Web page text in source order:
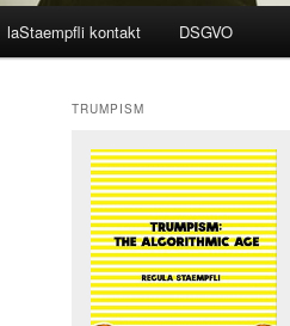
laStaempfli kontakt DSGVO
TRUMPISM